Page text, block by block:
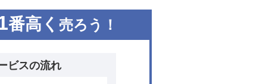
番高く 売ろう！
ビスの流れ